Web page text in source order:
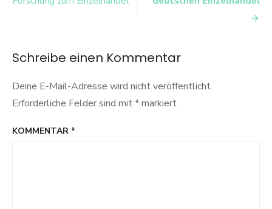
&
Schreibe einen Kommentar
Deine E-Mail-Adresse wird nicht veröffentlicht.
Erforderliche Felder sind mit*markiert
KOMMENTAR *